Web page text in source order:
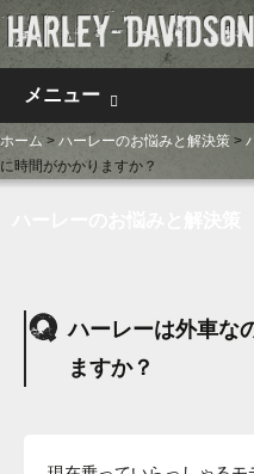
メニュー
ホーム > ハーレーのお悩みと解決策 >
に時間がかかりますか？
ハーレーは外車な
ますか？